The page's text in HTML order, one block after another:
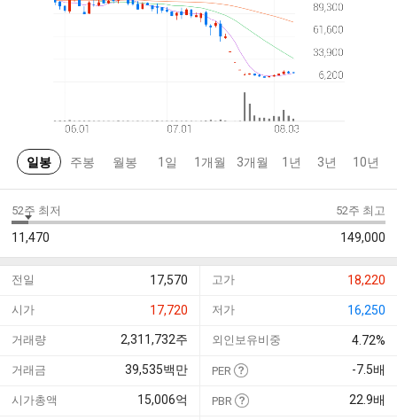
일봉 주봉 월봉 1일 1개월 3개월 1년 3년 10년
52주 최저
11,470
52주 최고
149,000
전일 17,570 고가 18,220
시가 17,720 저가 16,250
거래량 2,311,732주 외인보유비중 4.72%
거래금 39,535백만 PER -7.5배
시가총액 15,006억 PBR 22.9배